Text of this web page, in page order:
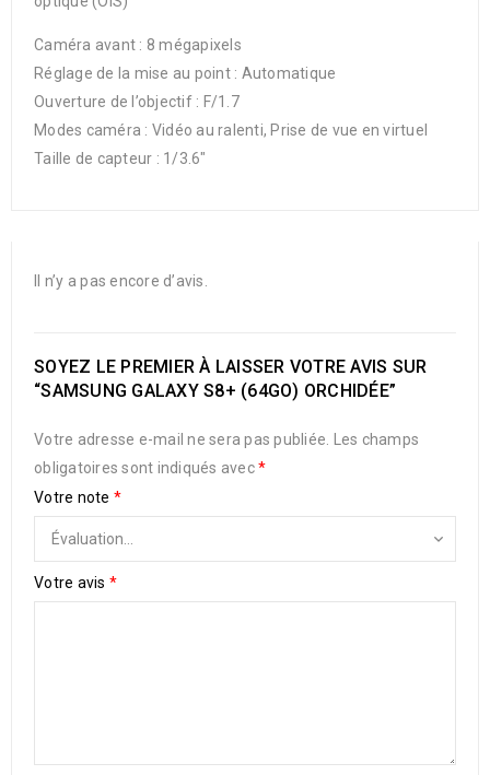
Caméra avant : 8 mégapixels
Réglage de la mise au point : Automatique
Ouverture de l’objectif : F/1.7
Modes caméra : Vidéo au ralenti, Prise de vue en virtuel
Taille de capteur : 1/3.6″
Il n’y a pas encore d’avis.
SOYEZ LE PREMIER À LAISSER VOTRE AVIS SUR
“SAMSUNG GALAXY S8+ (64GO) ORCHIDÉE”
Votre adresse e-mail ne sera pas publiée.
Les champs
obligatoires sont indiqués avec*
Votre note *
Votre avis *